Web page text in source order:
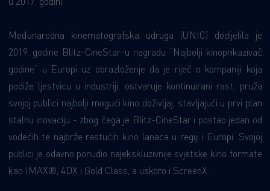
Međunarodna kinematografska udruga (UNIC) dodijelila je
2019. godine Blitz-CineStar-u nagradu “Najbolji kinoprikazivač
godine” u Europi uz obrazloženje da je riječ o kompaniji koja
podiže ljestvicu u industriji, ostvaruje kontinuirani rast, pruža
svojoj publici najbolji mogući kino doživljaj, stavljajući u prvi plan
stalnu inovaciju - zbog čega je Blitz-CineStar i postao jedan od
vodećih te najbrže rastućih kino lanaca u regiji i Europi. Svojoj
publici je odavno ponudio najekskluzivnije svjetske kino formate
kao IMAX®, 4DX i Gold Class, a uskoro i ScreenX.